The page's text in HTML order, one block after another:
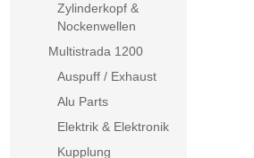
Zylinderkopf &
Nockenwellen
Multistrada 1200
Auspuff / Exhaust
Alu Parts
Elektrik & Elektronik
Kupplung